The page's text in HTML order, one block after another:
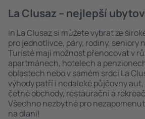
La Clusaz – nejlepší
in La Clusaz si můžete vybrat ze
pro jednotlivce, páry, rodiny, seniory
Turisté mají možnost přenocovat v
apartmánech, hotelech a
oblastech nebo v samém srdci La
výhody patří i nedaleké půjčovny
četné obchody, restaurační a
Všechno nezbytné pro
na dlani!